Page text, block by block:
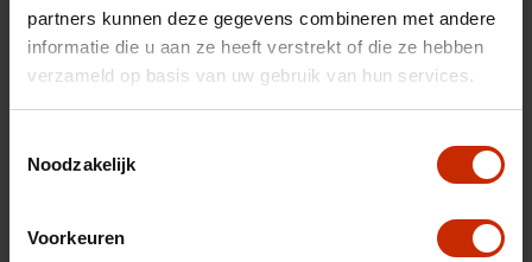
partners kunnen deze gegevens combineren met andere
informatie die u aan ze heeft verstrekt of die ze hebben
verzameld op basis van uw gebruik van hun services.
Noodzakelijk
Voorkeuren